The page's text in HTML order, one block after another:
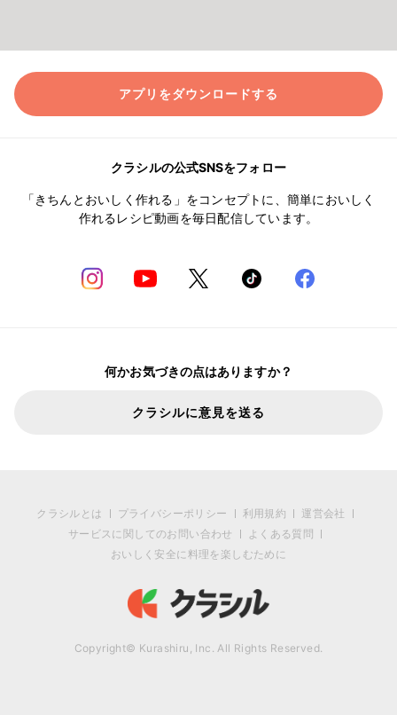
アプリをダウンロードする
クラシルの公式SNSをフォロー
「きちんとおいしく作れる」をコンセプトに、簡単においしく
作れるレシピ動画を毎日配信しています。
何かお気づきの点はありますか？
クラシルに意見を送る
クラシルとは プライバシーポリシー 利用規約
運営会社
サービスに関してのお問い合わせ
よくある質問
おいしく安全に料理を楽しむために
Copyright© Kurashiru, Inc. All Rights Reserved.